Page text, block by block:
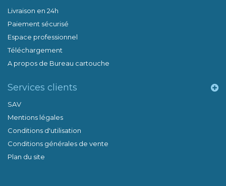
Livraison en 24h
Paiement sécurisé
Espace professionnel
Téléchargement
A propos de Bureau cartouche
Services clients
SAV
Mentions légales
Conditions d'utilisation
Conditions générales de vente
Plan du site